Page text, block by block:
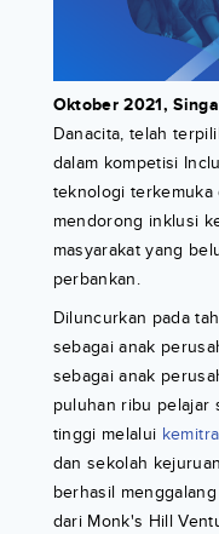
Oktober 2021,
Danacita, telah
dalam kompetisi
teknologi
mendorong inklusi
masyarakat yang
perbankan.
Diluncurkan pada
sebagai anak
sebagai anak
puluhan ribu pelajar
tinggi melalui
dan sekolah
berhasil
dari Monk's Hill